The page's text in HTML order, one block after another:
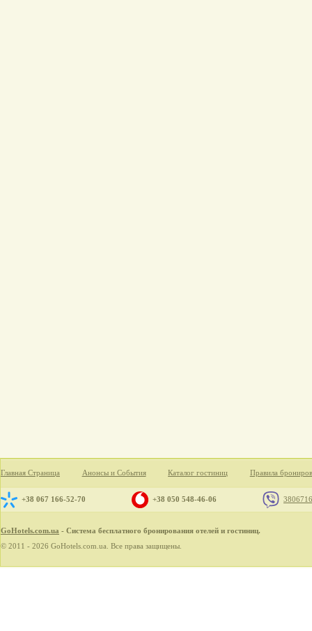
Главная Страница Анонсы и События Каталог гостиниц Правила
+38 067 166-52-70 +38 050 548-46-06
GoHotels.com.ua - Система бесплатного бронирования отелей и гостиниц.
© 2011 - 2026 GoHotels.com.ua. Все права защищены.